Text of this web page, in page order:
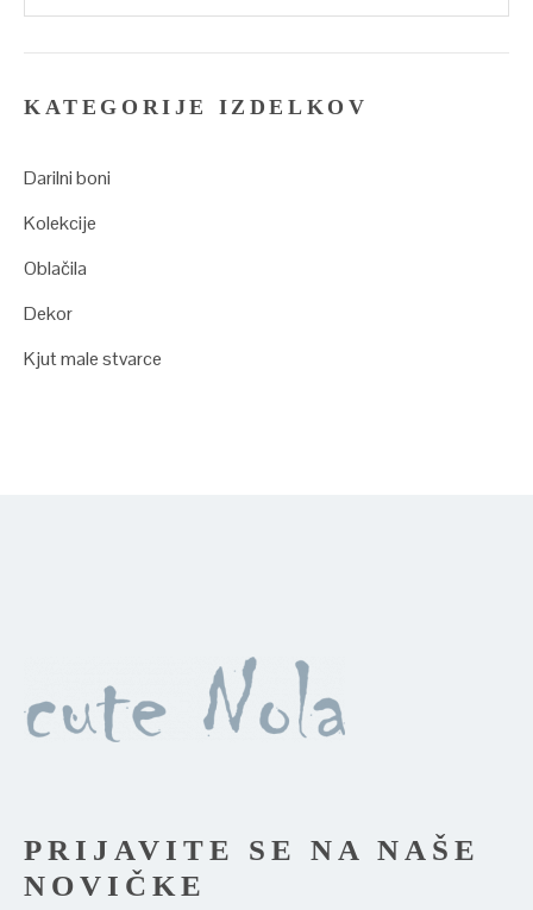
KATEGORIJE IZDELKOV
Darilni boni
Kolekcije
Oblačila
Dekor
Kjut male stvarce
PRIJAVITE SE NA NAŠE
NOVIČKE